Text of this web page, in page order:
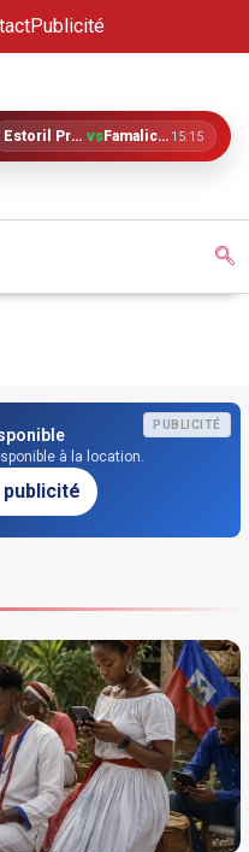
Publicité
Estoril Praia vs Famalicão 15:15
PUBLICITÉ
à la location.
publicité